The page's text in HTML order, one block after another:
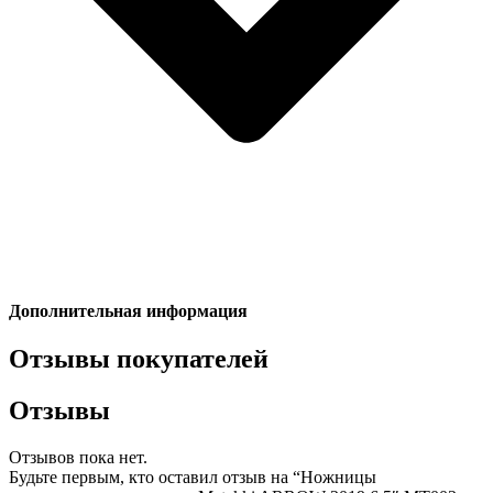
Дополнительная информация
Отзывы покупателей
Отзывы
Отзывов пока нет.
Будьте первым, кто оставил отзыв на “Ножницы